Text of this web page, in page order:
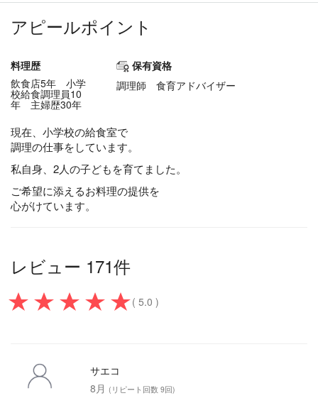
アピールポイント
料理歴
飲食店5年 小学
校給食調理員10
年 主婦歴30年
保有資格
調理師 食育アドバイザー
現在、小学校の給食室で
調理の仕事をしています。
私自身、2人の子どもを育てました。
ご希望に添えるお料理の提供を
心がけています。
レビュー 171件
( 5.0 )
サエコ
8月 (リピート回数 9回)